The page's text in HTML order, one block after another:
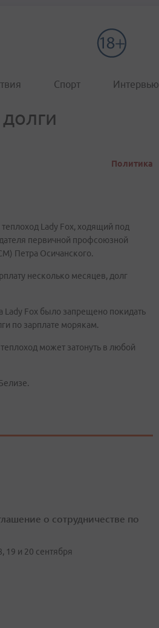
Спорт Интервью
Политика
Lady Fox, ходящий под
первичной профсоюзной
Петра Осичанского.
несколько месяцев, долг
Lady Fox было запрещено покидать
по зарплате морякам.
может затонуть в любой
о сотрудничестве по
и 20 сентября